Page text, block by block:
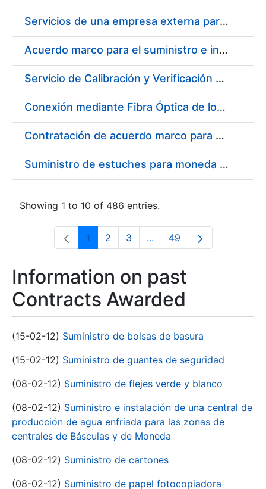
Servicios de una empresa externa para el asesoramiento y resolución de los recursos de alzada que se presentan relacionados con procesos de selección para la FNMT-RCM
Acuerdo marco para el suministro e instalación de persianas, estores y otros complementos
Servicio de Calibración y Verificación Externa de los Equipos de Medición del Servicio de Prevención de la FNMT-RCM
Conexión mediante Fibra Óptica de los Centros de Proceso de Datos (CPDs) de las sedes de la FNMT-RCM de Burgos y Madrid
Contratación de acuerdo marco para el Suministro de Material de Electricidad para la Fábrica Nacional de Moneda y Timbre-Real Casa de la Moneda en su centro de trabajo de Burgos
Suministro de estuches para moneda de 30 €
Showing 1 to 10 of 486 entries.
Page
1 Page
2 Page
3 ...Intermediate Pages Use
Page
49
Information on past
Contracts Awarded
(15-02-12) Suministro de bolsas de basura
(15-02-12) Suministro de guantes de seguridad
(08-02-12) Suministro de flejes verde y blanco
(08-02-12) Suministro e instalación de una central de
producción de agua enfriada para las zonas de
centrales de Básculas y de Moneda
(08-02-12) Suministro de cartones
(08-02-12) Suministro de papel fotocopiadora